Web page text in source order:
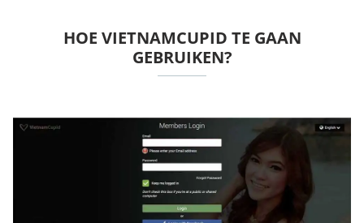
HOE VIETNAMCUPID TE GAAN
GEBRUIKEN?